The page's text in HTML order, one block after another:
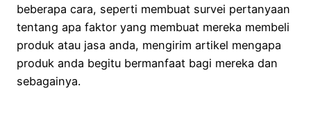
beberapa cara, seperti membuat survei pertanyaan
tentang apa faktor yang membuat mereka membeli
produk atau jasa anda, mengirim artikel mengapa
produk anda begitu bermanfaat bagi mereka dan
sebagainya.